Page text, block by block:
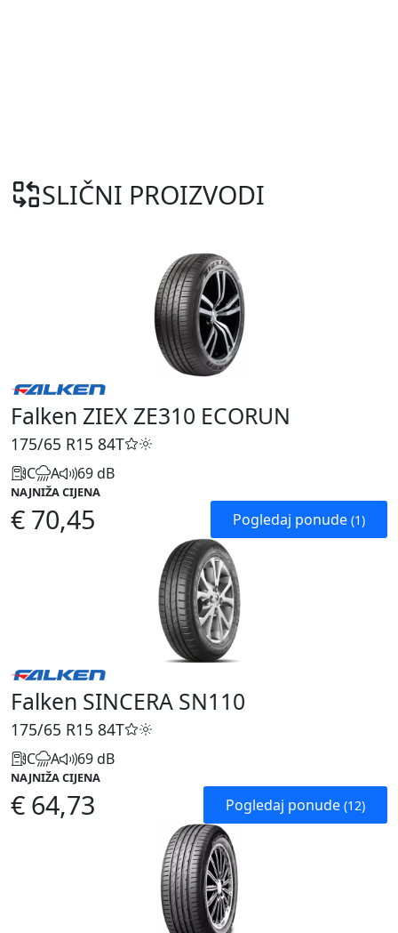
SLIČNI PROIZVODI
Falken ZIEX ZE310 ECORUN
175/65 R15 84T
C A 69 dB
NAJNIŽA CIJENA
€ 70,45 Pogledaj ponude (1)
Falken SINCERA SN110
175/65 R15 84T
C A 69 dB
NAJNIŽA CIJENA
€ 64,73 Pogledaj ponude (12)